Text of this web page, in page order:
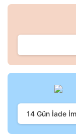
14 Gün İade